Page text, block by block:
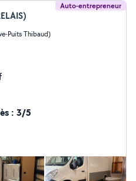
Auto-entrepreneur
Puits Thibaud)
: 3/5